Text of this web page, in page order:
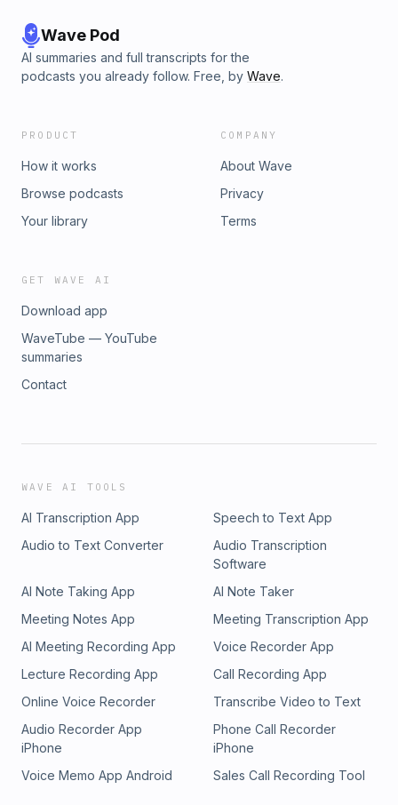
Wave Pod
AI summaries and full transcripts for the
podcasts you already follow. Free, by Wave.
PRODUCT
How it works
Browse podcasts
Your library
COMPANY
About Wave
Privacy
Terms
GET WAVE AI
Download app
WaveTube — YouTube
summaries
Contact
WAVE AI TOOLS
AI Transcription App
Speech to Text App
Audio to Text Converter
Audio Transcription
Software
AI Note Taking App
AI Note Taker
Meeting Notes App
Meeting Transcription App
AI Meeting Recording App
Voice Recorder App
Lecture Recording App
Call Recording App
Online Voice Recorder
Transcribe Video to Text
Audio Recorder App
iPhone
Phone Call Recorder
iPhone
Voice Memo App Android
Sales Call Recording Tool